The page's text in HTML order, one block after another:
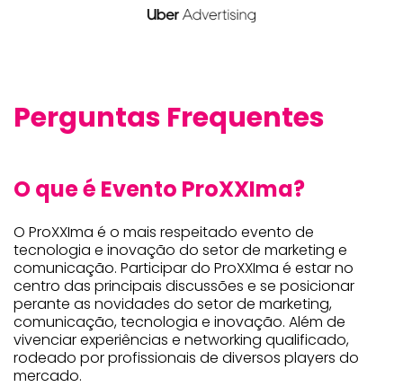
Perguntas Frequentes
O que é Evento ProXXIma?
O ProXXIma é o mais respeitado evento de
tecnologia e inovação do setor de marketing e
comunicação. Participar do ProXXIma é estar no
centro das principais discussões e se posicionar
perante as novidades do setor de marketing,
comunicação, tecnologia e inovação. Além de
vivenciar experiências e networking qualificado,
rodeado por profissionais de diversos players do
mercado.